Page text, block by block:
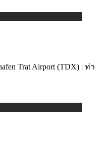
Trat Airport (TDX) | ท่า